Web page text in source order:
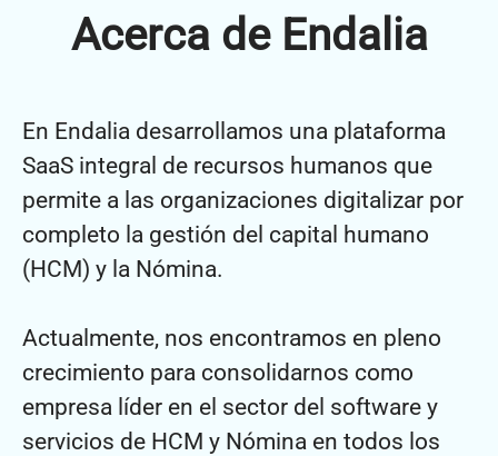
Acerca de Endalia
En Endalia desarrollamos una plataforma
SaaS integral de recursos humanos que
permite a las organizaciones digitalizar por
completo la gestión del capital humano
(HCM) y la Nómina.
Actualmente, nos encontramos en pleno
crecimiento para consolidarnos como
empresa líder en el sector del software y
servicios de HCM y Nómina en todos los